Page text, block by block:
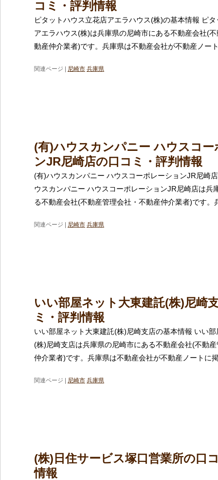
コミ・評判情報
ピタットハウス立花店アエラハウス(株)の基本情報 ピ
アエラハウス(株)は兵庫県の尼崎市にある不動産会社(
動産仲介業者)です。兵庫県は不動産会社が不動産ノー
関連ページ | 尼崎市 兵庫県
(有)ハウスカンパニー ハウスコー
ンJR尼崎店の口コミ・評判情報
(有)ハウスカンパニー ハウスコーポレーションJR尼崎
ウスカンパニー ハウスコーポレーションJR尼崎店は兵
る不動産会社(不動産管理会社・不動産仲介業者)です。
関連ページ | 尼崎市 兵庫県
いい部屋ネット大東建託(株)尼崎
ミ・評判情報
いい部屋ネット大東建託(株)尼崎支店の基本情報 いい
(株)尼崎支店は兵庫県の尼崎市にある不動産会社(不動
仲介業者)です。兵庫県は不動産会社が不動産ノートに
関連ページ | 尼崎市 兵庫県
(株)日住サービス塚口営業所の口
情報